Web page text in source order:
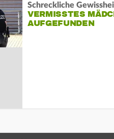
Schreckliche
VERMISSTES
AUFGEFUNDEN